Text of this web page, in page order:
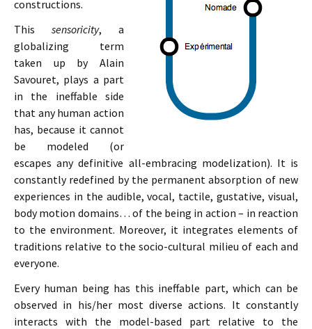
constructions.
This sensoricity, a
globalizing term
taken up by Alain
Savouret, plays a part
in the ineffable side
that any human action
has, because it cannot
be modeled (or
escapes any definitive all-embracing modelization). It is
constantly redefined by the permanent absorption of new
experiences in the audible, vocal, tactile, gustative, visual,
body motion domains… of the being in action – in reaction
to the environment. Moreover, it integrates elements of
traditions relative to the socio-cultural milieu of each and
everyone.
Every human being has this ineffable part, which can be
observed in his/her most diverse actions. It constantly
interacts with the model-based part relative to the